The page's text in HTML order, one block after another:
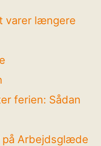
varer længere
ferien: Sådan
Arbejdsglæde